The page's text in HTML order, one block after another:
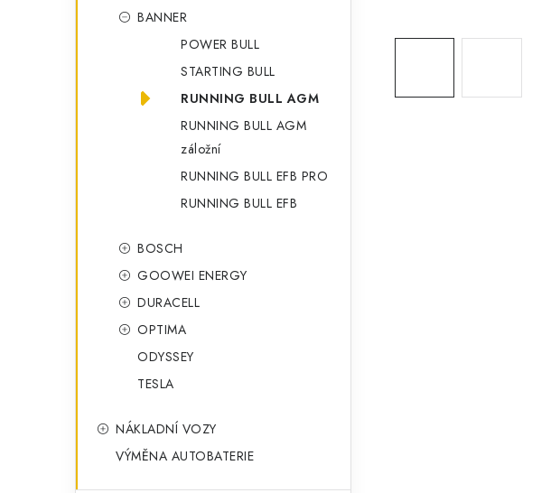
BANNER
POWER BULL
STARTING BULL
RUNNING BULL AGM
RUNNING BULL AGM
záložní
RUNNING BULL EFB PRO
RUNNING BULL EFB
BOSCH
GOOWEI ENERGY
DURACELL
OPTIMA
ODYSSEY
TESLA
NÁKLADNÍ VOZY
VÝMĚNA AUTOBATERIE